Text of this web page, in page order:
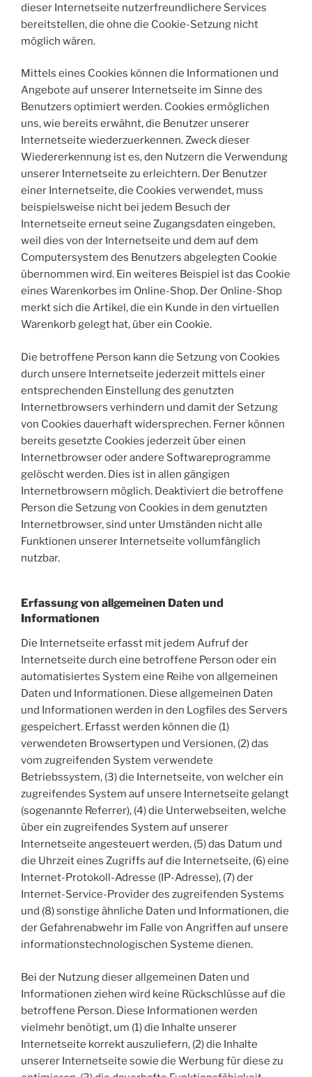
dieser Internetseite nutzerfreundlichere Services
bereitstellen, die ohne die Cookie-Setzung nicht
möglich wären.
Mittels eines Cookies können die Informationen und
Angebote auf unserer Internetseite im Sinne des
Benutzers optimiert werden. Cookies ermöglichen
uns, wie bereits erwähnt, die Benutzer unserer
Internetseite wiederzuerkennen. Zweck dieser
Wiedererkennung ist es, den Nutzern die Verwendung
unserer Internetseite zu erleichtern. Der Benutzer
einer Internetseite, die Cookies verwendet, muss
beispielsweise nicht bei jedem Besuch der
Internetseite erneut seine Zugangsdaten eingeben,
weil dies von der Internetseite und dem auf dem
Computersystem des Benutzers abgelegten Cookie
übernommen wird. Ein weiteres Beispiel ist das Cookie
eines Warenkorbes im Online-Shop. Der Online-Shop
merkt sich die Artikel, die ein Kunde in den virtuellen
Warenkorb gelegt hat, über ein Cookie.
Die betroffene Person kann die Setzung von Cookies
durch unsere Internetseite jederzeit mittels einer
entsprechenden Einstellung des genutzten
Internetbrowsers verhindern und damit der Setzung
von Cookies dauerhaft widersprechen. Ferner können
bereits gesetzte Cookies jederzeit über einen
Internetbrowser oder andere Softwareprogramme
gelöscht werden. Dies ist in allen gängigen
Internetbrowsern möglich. Deaktiviert die betroffene
Person die Setzung von Cookies in dem genutzten
Internetbrowser, sind unter Umständen nicht alle
Funktionen unserer Internetseite vollumfänglich
nutzbar.
Erfassung von allgemeinen Daten und
Informationen
Die Internetseite erfasst mit jedem Aufruf der
Internetseite durch eine betroffene Person oder ein
automatisiertes System eine Reihe von allgemeinen
Daten und Informationen. Diese allgemeinen Daten
und Informationen werden in den Logfiles des Servers
gespeichert. Erfasst werden können die (1)
verwendeten Browsertypen und Versionen, (2) das
vom zugreifenden System verwendete
Betriebssystem, (3) die Internetseite, von welcher ein
zugreifendes System auf unsere Internetseite gelangt
(sogenannte Referrer), (4) die Unterwebseiten, welche
über ein zugreifendes System auf unserer
Internetseite angesteuert werden, (5) das Datum und
die Uhrzeit eines Zugriffs auf die Internetseite, (6) eine
Internet-Protokoll-Adresse (IP-Adresse), (7) der
Internet-Service-Provider des zugreifenden Systems
und (8) sonstige ähnliche Daten und Informationen, die
der Gefahrenabwehr im Falle von Angriffen auf unsere
informationstechnologischen Systeme dienen.
Bei der Nutzung dieser allgemeinen Daten und
Informationen ziehen wird keine Rückschlüsse auf die
betroffene Person. Diese Informationen werden
vielmehr benötigt, um (1) die Inhalte unserer
Internetseite korrekt auszuliefern, (2) die Inhalte
unserer Internetseite sowie die Werbung für diese zu